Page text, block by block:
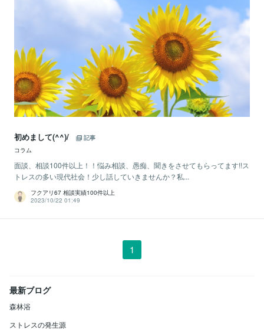
初めまして(^^)/
記事
コラム
面談、相談100件以上！！悩み相談、愚痴、聞きをさせてもらってます!!ス
トレスの多い現代社会！少し話していきませんか？私...
フクアリ67 相談実績100件以上
2023/10/22 01:49
1
最新ブログ
森林浴
ストレスの発生源